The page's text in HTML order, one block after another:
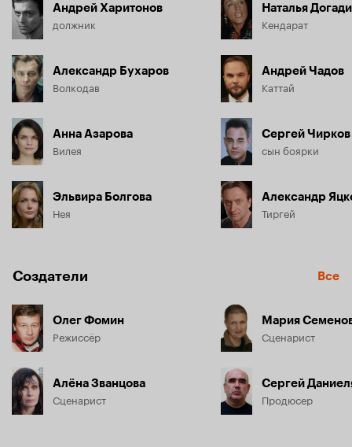
Андрей Харитонов
должник
Александр Бухаров
Волкодав
Анна Азарова
Вилея
Эльвира Болгова
Нея
Наталья
Кендарат
Андрей Чадов
Каттай
Сергей Чирков
сын боярки
Александр
Тиргей
Создатели Все
Олег Фомин
Режиссёр
Алёна Званцова
Сценарист
Мария
Сценарист
Сергей
Продюсер